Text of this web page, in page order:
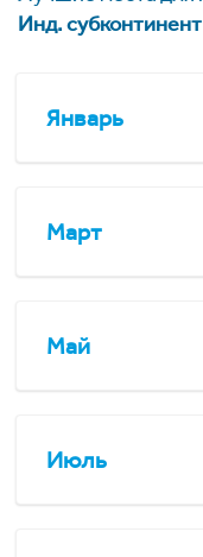
Инд. субконтинент
Январь
Март
Май
Июль